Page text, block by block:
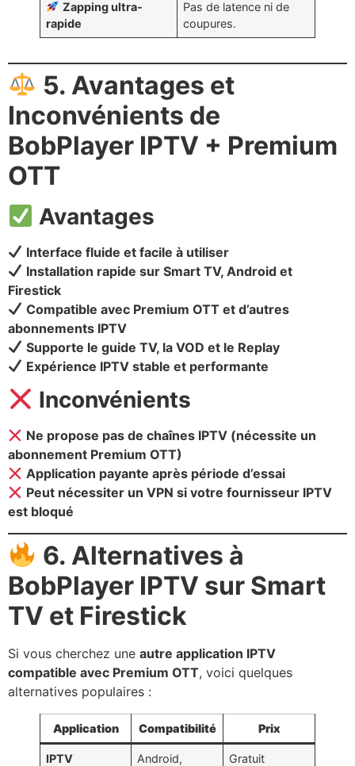
Zapping ultra-
rapide
Pas de latence ni de
coupures.
5. Avantages et
Inconvénients de
BobPlayer IPTV + Premium
OTT
Avantages
Interface fluide et facile à utiliser
Installation rapide sur Smart TV, Android et
Firestick
Compatible avec Premium OTT et d’autres
abonnements IPTV
Supporte le guide TV, la VOD et le Replay
Expérience IPTV stable et performante
Inconvénients
Ne propose pas de chaînes IPTV (nécessite un
abonnement Premium OTT)
Application payante après période d’essai
Peut nécessiter un VPN si votre fournisseur IPTV
est bloqué
6. Alternatives à
BobPlayer IPTV sur Smart
TV et Firestick
Si vous cherchez une autre application IPTV
compatible avec Premium OTT, voici quelques
alternatives populaires :
Application Compatibilité Prix
IPTV
Android,
Gratuit